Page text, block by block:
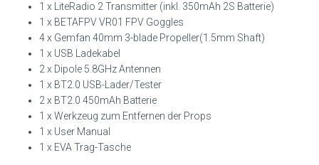
1 x LiteRadio 2 Transmitter (inkl. 350mAh 2S Batterie)
1 x BETAFPV VR01 FPV Goggles
4 x Gemfan 40mm 3-blade Propeller(1.5mm Shaft)
1 x USB Ladekabel
2 x Dipole 5.8GHz Antennen
1 x BT2.0 USB-Lader/Tester
2 x BT2.0 450mAh Batterie
1 x Werkzeug zum Entfernen der Props
1 x User Manual
1 x EVA Trag-Tasche